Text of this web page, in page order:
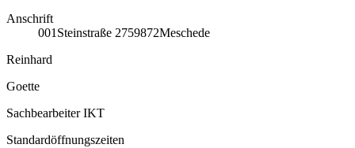
Anschrift
001 Steinstraße 2759872Meschede
Reinhard
Goette
Sachbearbeiter IKT
Standardöffnungszeiten